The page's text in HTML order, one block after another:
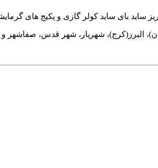
البرز(کرج)، شهریار، شهر قدس، صفاشهر